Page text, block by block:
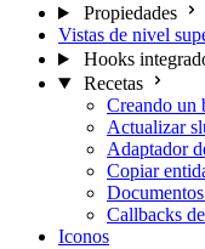
Propiedades
Vistas de nivel
Hooks
Recetas
Creando un
Actualizar
Adaptador
Copiar
Callbacks
Iconos